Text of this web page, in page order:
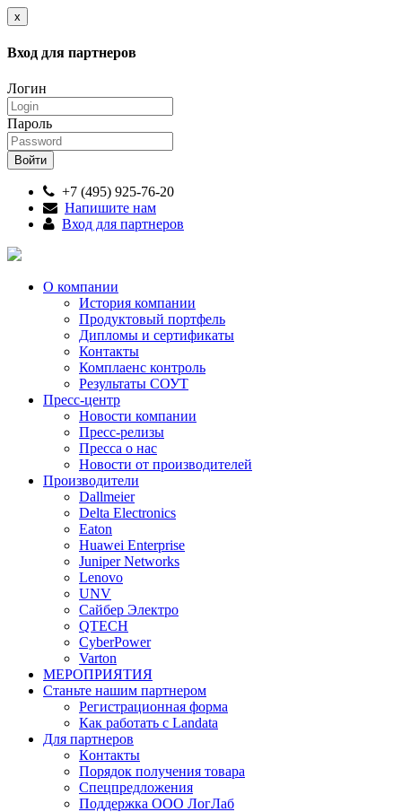
x
Вход для партнеров
Логин
Пароль
+7 (495) 925-76-20
Напишите нам
Вход для партнеров
О компании
История компании
Продуктовый портфель
Дипломы и сертификаты
Контакты
Комплаенс контроль
Результаты СОУТ
Пресс-центр
Новости компании
Пресс-релизы
Пресса о нас
Новости от производителей
Производители
Dallmeier
Delta Electronics
Eaton
Huawei Enterprise
Juniper Networks
Lenovo
UNV
Сайбер Электро
QTECH
CyberPower
Varton
МЕРОПРИЯТИЯ
Станьте нашим партнером
Регистрационная форма
Как работать с Landata
Для партнеров
Кoнтaкты
Порядок получения товара
Спецпредложения
Поддержка ООО ЛогЛаб